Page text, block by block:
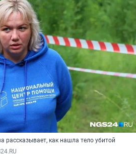
рассказывает, как нашла тело убитой